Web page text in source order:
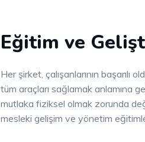
Eğitim ve
Her şirket, çalışanlarının başarılı
tüm araçları sağlamak anlamına
mutlaka fiziksel olmak zorunda
mesleki gelişim ve yönetim